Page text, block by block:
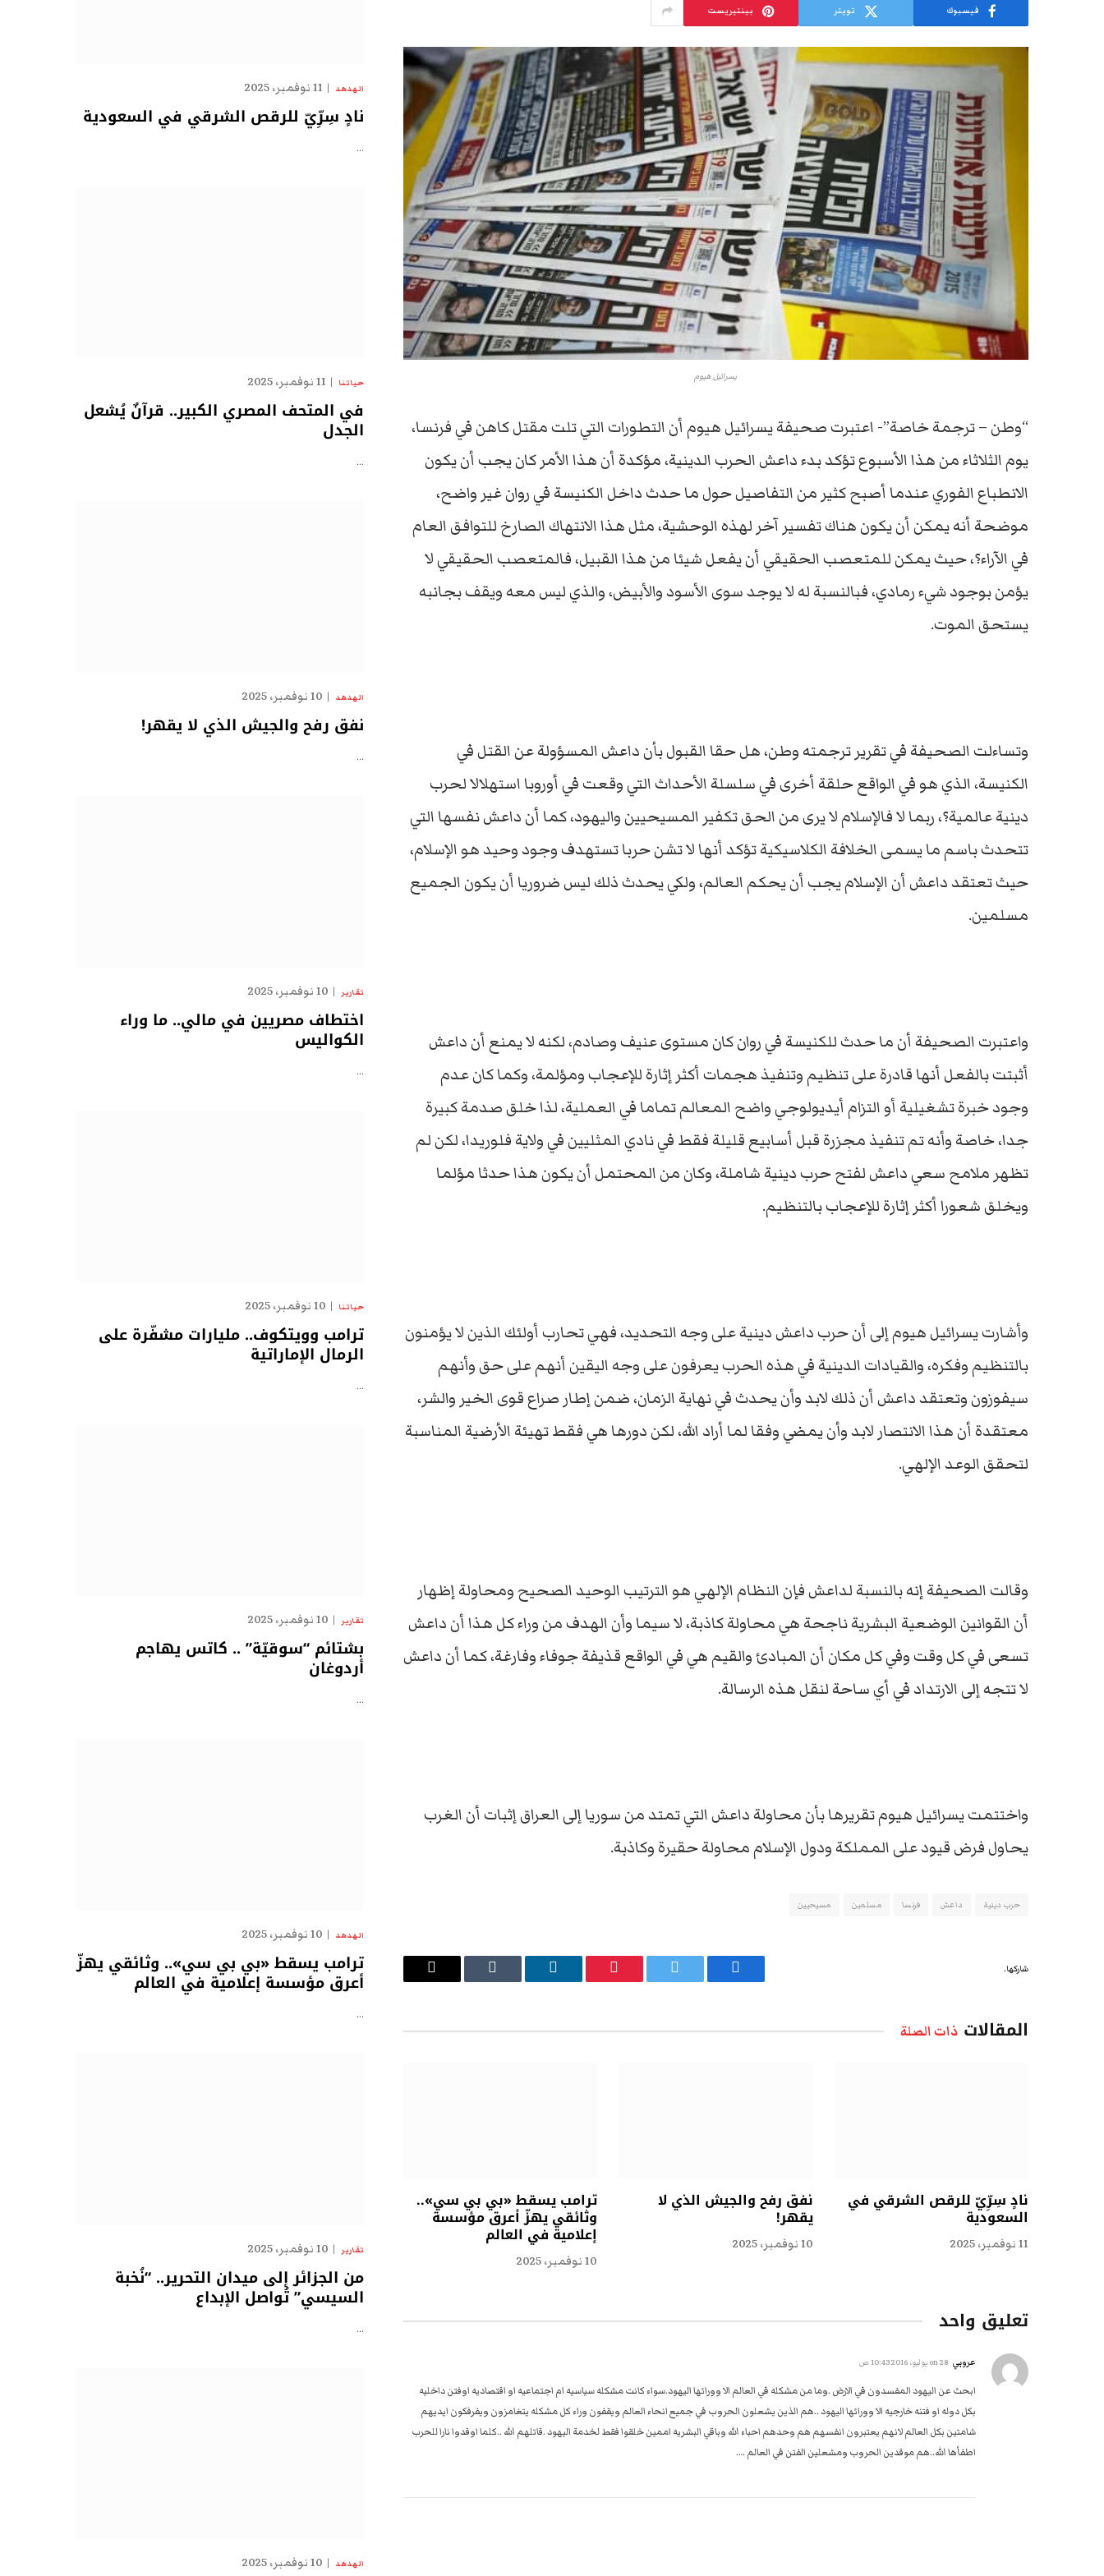
فيسبوك تويتر بينتيريست
يسرائيل هيوم
“وطن – ترجمة خاصة”- اعتبرت صحيفة يسرائيل هيوم أن التطورات التي تلت مقتل كاهن في فرنسا،
يوم الثلاثاء من هذا الأسبوع تؤكد بدء داعش الحرب الدينية، مؤكدة أن هذا الأمر كان يجب أن يكون
الانطباع الفوري عندما أصبح كثير من التفاصيل حول ما حدث داخل الكنيسة في روان غير واضح،
موضحة أنه يمكن أن يكون هناك تفسير آخر لهذه الوحشية، مثل هذا الانتهاك الصارخ للتوافق العام
في الآراء؟، حيث يمكن للمتعصب الحقيقي أن يفعل شيئا من هذا القبيل، فالمتعصب الحقيقي لا
يؤمن بوجود شيء رمادي، فبالنسبة له لا يوجد سوى الأسود والأبيض، والذي ليس معه ويقف بجانبه
يستحق الموت.
وتساءلت الصحيفة في تقرير ترجمته وطن، هل حقا القبول بأن داعش المسؤولة عن القتل في
الكنيسة، الذي هو في الواقع حلقة أخرى في سلسلة الأحداث التي وقعت في أوروبا استهلالا لحرب
دينية عالمية؟، ربما لا فالإسلام لا يرى من الحق تكفير المسيحيين واليهود، كما أن داعش نفسها التي
تتحدث باسم ما يسمى الخلافة الكلاسيكية تؤكد أنها لا تشن حربا تستهدف وجود وحيد هو الإسلام،
حيث تعتقد داعش أن الإسلام يجب أن يحكم العالم، ولكي يحدث ذلك ليس ضروريا أن يكون الجميع
مسلمين.
واعتبرت الصحيفة أن ما حدث للكنيسة في روان كان مستوى عنيف وصادم، لكنه لا يمنع أن داعش
أثبتت بالفعل أنها قادرة على تنظيم وتنفيذ هجمات أكثر إثارة للإعجاب ومؤلمة، وكما كان عدم
وجود خبرة تشغيلية أو التزام أيديولوجي واضح المعالم تماما في العملية، لذا خلق صدمة كبيرة
جدا، خاصة وأنه تم تنفيذ مجزرة قبل أسابيع قليلة فقط في نادي المثليين في ولاية فلوريدا، لكن لم
تظهر ملامح سعي داعش لفتح حرب دينية شاملة، وكان من المحتمل أن يكون هذا حدثا مؤلما
ويخلق شعورا أكثر إثارة للإعجاب بالتنظيم.
وأشارت يسرائيل هيوم إلى أن حرب داعش دينية على وجه التحديد، فهي تحارب أولئك الذين لا يؤمنون
بالتنظيم وفكره، والقيادات الدينية في هذه الحرب يعرفون على وجه اليقين أنهم على حق وأنهم
سيفوزون وتعتقد داعش أن ذلك لابد وأن يحدث في نهاية الزمان، ضمن إطار صراع قوى الخير والشر،
معتقدة أن هذا الانتصار لابد وأن يمضي وفقا لما أراد الله، لكن دورها هي فقط تهيئة الأرضية المناسبة
لتحقق الوعد الإلهي.
وقالت الصحيفة إنه بالنسبة لداعش فإن النظام الإلهي هو الترتيب الوحيد الصحيح ومحاولة إظهار
أن القوانين الوضعية البشرية ناجحة هي محاولة كاذبة، لا سيما وأن الهدف من وراء كل هذا أن داعش
تسعى في كل وقت وفي كل مكان أن المبادئ والقيم هي في الواقع قذيفة جوفاء وفارغة، كما أن داعش
لا تتجه إلى الارتداد في أي ساحة لنقل هذه الرسالة.
واختتمت يسرائيل هيوم تقريرها بأن محاولة داعش التي تمتد من سوريا إلى العراق إثبات أن الغرب
يحاول فرض قيود على المملكة ودول الإسلام محاولة حقيرة وكاذبة.
حرب دينية داعش فرنسا مسلمين مسيحيين
شاركها.
فيسبوك تويتر بينتيريست لينكدإن Tumblr
البريد
المقالات ذات الصلة
نادٍ سِرِّيّ للرقص الشرقي في
السعودية
11 نوفمبر، 2025
نفق رفح والجيش الذي لا
يقهر!
10 نوفمبر، 2025
ترامب يسقط «بي بي سي»..
وثائقي يهزّ أعرق مؤسسة
إعلامية في العالم
10 نوفمبر، 2025
تعليق واحد
عروبي 28 يوليو، 2016 10:43 ص
ابحث عن اليهود المفسدون في الارض .وما من مشكله في العالم الا وورائها اليهود.سواء كانت مشكله سياسيه ام اجتماعيه او اقتصاديه اوفتن داخليه
بكل دوله او فتنه خارجيه الا وورائها اليهود ..هم الذين يشعلون الحروب في جميع انحاء العالم ويقفون وراء كل مشكله يتغامزون ويفرفكون ايديهم
شامتين بكل العالم لانهم يعتبرون انفسهم هم وحدهم احباء الله وباقي البشريه اممين خلقوا فقط لخدمة اليهود .قاتلهم الله ..كلما اوقدوا نارا للحرب
اطفأها الله..هم موقدين الحروب ومشعلين الفتن في العالم ….
الهدهد 11 نوفمبر، 2025
نادٍ سِرِّيّ للرقص الشرقي في السعودية
…
حياتنا 11 نوفمبر، 2025
في المتحف المصري الكبير.. قرآنٌ يُشعل
الجدل
…
الهدهد 10 نوفمبر، 2025
نفق رفح والجيش الذي لا يقهر!
…
تقارير 10 نوفمبر، 2025
اختطاف مصريين في مالي.. ما وراء
الكواليس
…
حياتنا 10 نوفمبر، 2025
ترامب وويتكوف.. مليارات مشفّرة على
الرمال الإماراتية
…
تقارير 10 نوفمبر، 2025
بشتائم “سوقيّة” .. كاتس يهاجم
أردوغان
…
الهدهد 10 نوفمبر، 2025
ترامب يسقط «بي بي سي».. وثائقي يهزّ
أعرق مؤسسة إعلامية في العالم
…
تقارير 10 نوفمبر، 2025
من الجزائر إلى ميدان التحرير.. “نُخبة
السيسي” تُواصل الإبداع
…
الهدهد 10 نوفمبر، 2025